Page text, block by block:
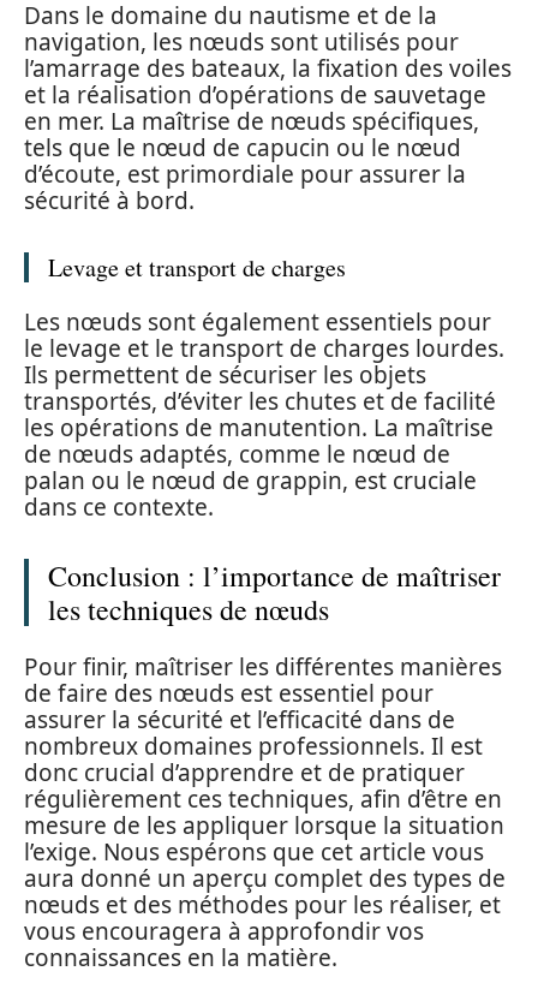
Dans le domaine du nautisme et de la
navigation, les nœuds sont utilisés pour
l’amarrage des bateaux, la fixation des voiles
et la réalisation d’opérations de sauvetage
en mer. La maîtrise de nœuds spécifiques,
tels que le nœud de capucin ou le nœud
d’écoute, est primordiale pour assurer la
sécurité à bord.
Levage et transport de charges
Les nœuds sont également essentiels pour
le levage et le transport de charges lourdes.
Ils permettent de sécuriser les objets
transportés, d’éviter les chutes et de facilité
les opérations de manutention. La maîtrise
de nœuds adaptés, comme le nœud de
palan ou le nœud de grappin, est cruciale
dans ce contexte.
Conclusion : l’importance de maîtriser
les techniques de nœuds
Pour finir, maîtriser les différentes manières
de faire des nœuds est essentiel pour
assurer la sécurité et l’efficacité dans de
nombreux domaines professionnels. Il est
donc crucial d’apprendre et de pratiquer
régulièrement ces techniques, afin d’être en
mesure de les appliquer lorsque la situation
l’exige. Nous espérons que cet article vous
aura donné un aperçu complet des types de
nœuds et des méthodes pour les réaliser, et
vous encouragera à approfondir vos
connaissances en la matière.